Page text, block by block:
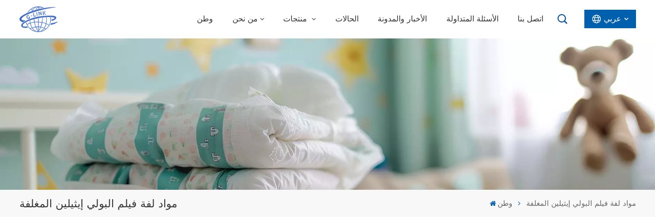
وطن من نحن الحالات الأخبار والمدونة الأسئلة المتداولة اتصل بنا عربي
English
Español
عربي
مواد لفة فيلم البولي إيثيلين المغلفة وطن مواد لفة فيلم البولي إيثيلين المغلفة